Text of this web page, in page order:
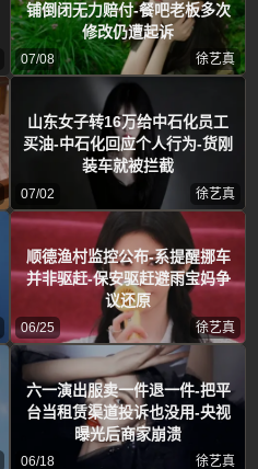
铺倒闭无力赔付-餐吧老板多次
修改仍遭起诉
07/08 徐艺真
山东女子转16万给中石化员工
买油-中石化回应个人行为-货刚
装车就被拦截
07/02 徐艺真
顺德渔村监控公布-系提醒挪车
并非驱赶-保安驱赶避雨宝妈争
议还原
06/25 徐艺真
六一演出服卖一件退一件-把平
台当租赁渠道投诉也没用-央视
曝光后商家崩溃
06/18 徐艺真